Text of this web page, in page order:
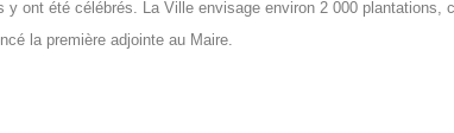
ont été célébrés. La Ville envisage environ 2 000
la première adjointe au Maire.